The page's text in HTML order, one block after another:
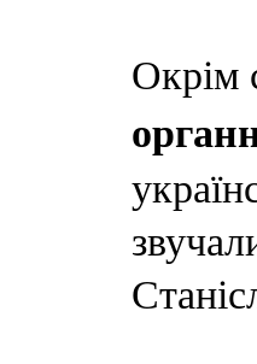
Окрім